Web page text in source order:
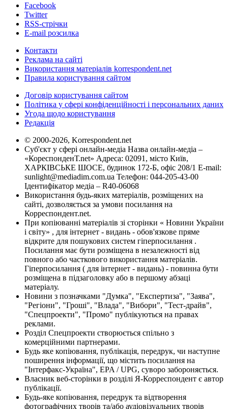
Facebook
Twitter
RSS-стрічки
E-mail розсилка
Контакти
Реклама на сайті
Використання матеріалів korrespondent.net
Правила користування сайтом
Договір користування сайтом
Політика у сфері конфіденційності і персональних даних
Угода щодо користування
Редакція
© 2000-2026, Korrespondent.net
Суб'єкт у сфері онлайн-медіа Назва онлайн-медіа –
«КореспонденТ.net» Адреса: 02091, місто Київ,
ХАРКІВСЬКЕ ШОСЕ, будинок 172-Б, офіс 208/1 E-mail:
sunlight@mediadim.com.ua Телефон: 044-205-43-00
Ідентифікатор медіа – R40-06068
Використання будь-яких матеріалів, розміщених на
сайті, дозволяється за умови посилання на
Корреспондент.net.
При копіюванні матеріалів зі сторінки « Новини України
і світу» , для інтернет - видань - обов'язкове пряме
відкрите для пошукових систем гіперпосилання .
Посилання має бути розміщена в незалежності від
повного або часткового використання матеріалів.
Гіперпосилання ( для інтернет - видань) - повинна бути
розміщена в підзаголовку або в першому абзаці
матеріалу.
Новини з позначками "Думка", "Експертиза", "Заява",
"Регіони", "Гроші", "Влада", "Вибори", "Тест-драйв",
"Спецпроекти", "Промо" публікуються на правах
реклами.
Розділ Спецпроекти створюється спільно з
комерційними партнерами.
Будь яке копіювання, публікація, передрук, чи наступне
поширення інформації, що містить посилання на
"Інтерфакс-Україна", EPA / UPG, суворо забороняється.
Власник веб-сторінки в розділі Я-Корреспондент є автор
публікації.
Будь-яке копіювання, передрук та відтворення
фотографічних творів та/або аудіовізуальних творів